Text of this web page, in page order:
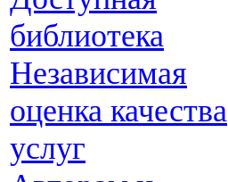
библиотека
Независимая
оценка качества
услуг